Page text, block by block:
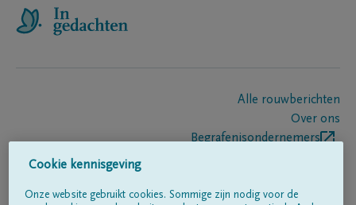
Alle rouwberichten
Over ons
Begrafenisondernemers
Cookie kennisgeving
Onze website gebruikt cookies. Sommige zijn nodig voor de